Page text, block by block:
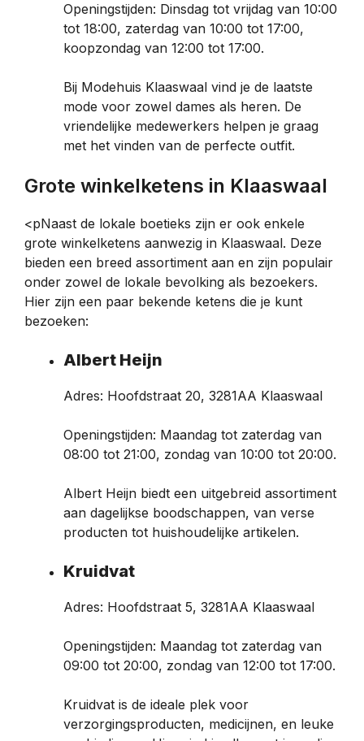
Openingstijden: Dinsdag tot vrijdag van 10:00
tot 18:00, zaterdag van 10:00 tot 17:00,
koopzondag van 12:00 tot 17:00.
Bij Modehuis Klaaswaal vind je de laatste
mode voor zowel dames als heren. De
vriendelijke medewerkers helpen je graag
met het vinden van de perfecte outfit.
Grote winkelketens in Klaaswaal
<pNaast de lokale boetieks zijn er ook enkele
grote winkelketens aanwezig in Klaaswaal. Deze
bieden een breed assortiment aan en zijn populair
onder zowel de lokale bevolking als bezoekers.
Hier zijn een paar bekende ketens die je kunt
bezoeken:
Albert Heijn
Adres: Hoofdstraat 20, 3281AA Klaaswaal
Openingstijden: Maandag tot zaterdag van
08:00 tot 21:00, zondag van 10:00 tot 20:00.
Albert Heijn biedt een uitgebreid assortiment
aan dagelijkse boodschappen, van verse
producten tot huishoudelijke artikelen.
Kruidvat
Adres: Hoofdstraat 5, 3281AA Klaaswaal
Openingstijden: Maandag tot zaterdag van
09:00 tot 20:00, zondag van 12:00 tot 17:00.
Kruidvat is de ideale plek voor
verzorgingsproducten, medicijnen, en leuke